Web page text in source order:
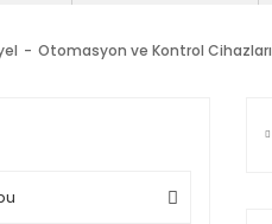
Otomasyon ve Kontrol Cihazları